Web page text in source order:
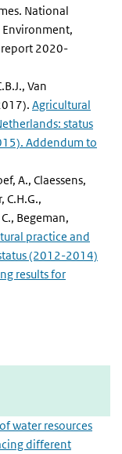
National
report 2020-
Van
Agricultural
status
Addendum to
A., Claessens,
C.H.G.,
Begeman,
practice and
(2012-2014)
results for
water resources
different